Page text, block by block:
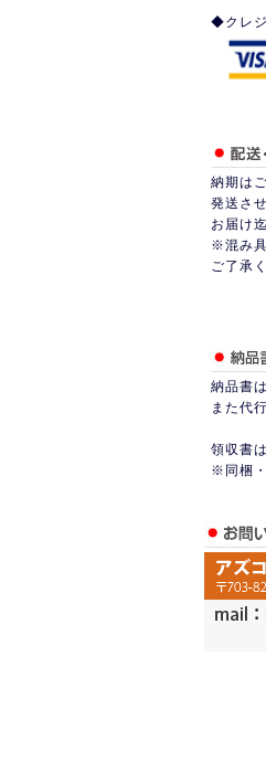
◆クレ
納期は
発送さ
お届け
※混み
ご了承
納品書
また代
領収書
※同梱・